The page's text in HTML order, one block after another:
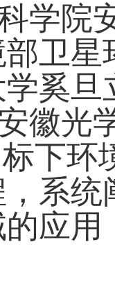
学院
卫
奚
徽光
下
系
应